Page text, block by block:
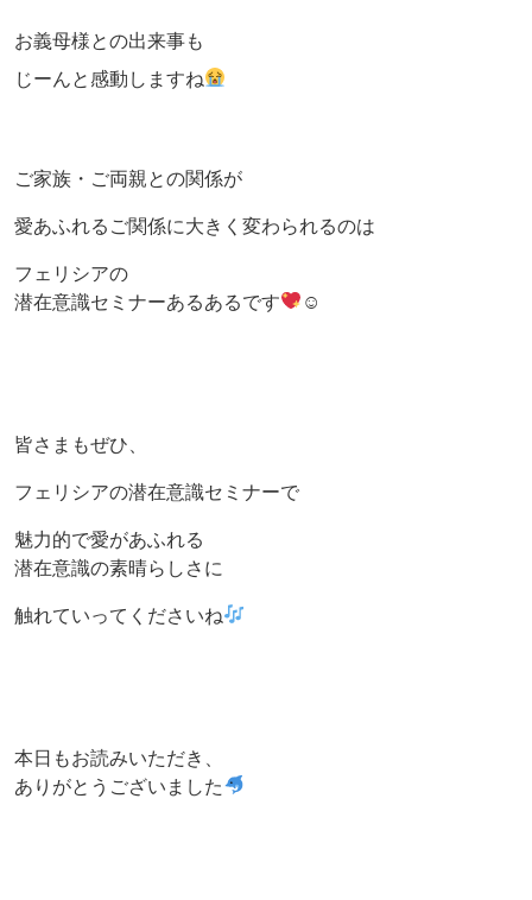
お義母様との出来事も
じーんと感動しますね
ご家族・ご両親との関係が
愛あふれるご関係に大きく変わられるのは
フェリシアの
潜在意識セミナーあるあるです
☺
皆さまもぜひ、
フェリシアの潜在意識セミナーで
魅力的で愛があふれる
潜在意識の素晴らしさに
触れていってくださいね
本日もお読みいただき、
ありがとうございました